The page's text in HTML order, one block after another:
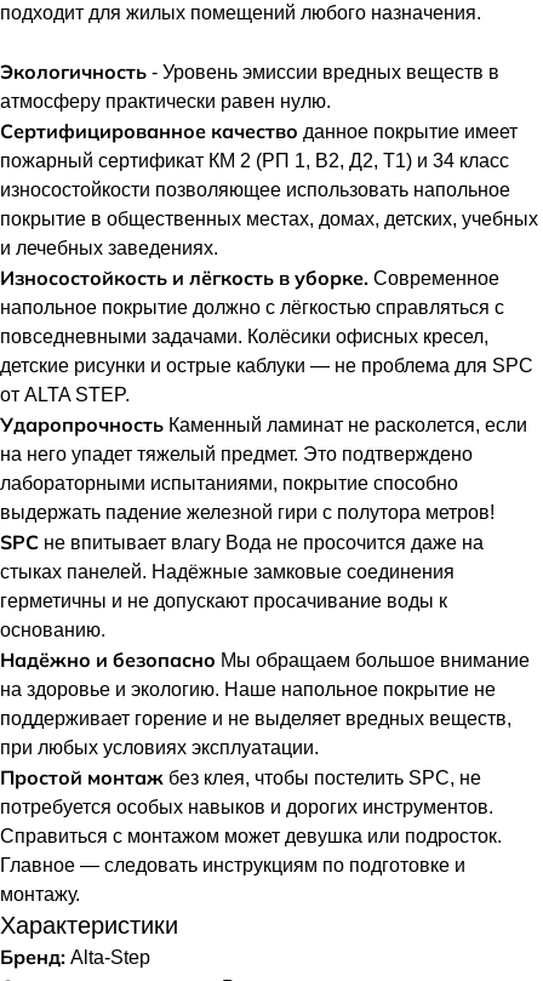
подходит для жилых помещений любого назначения.
Экологичность - Уровень эмиссии вредных веществ в
атмосферу практически равен нулю.
Сертифицированное качество данное покрытие имеет
пожарный сертификат КМ 2 (РП 1, В2, Д2, Т1) и 34 класс
износостойкости позволяющее использовать напольное
покрытие в общественных местах, домах, детских, учебных
и лечебных заведениях.
Износостойкость и лёгкость в уборке. Современное
напольное покрытие должно с лёгкостью справляться с
повседневными задачами. Колёсики офисных кресел,
детские рисунки и острые каблуки — не проблема для SPC
от ALTA STEP.
Ударопрочность Каменный ламинат не расколется, если
на него упадет тяжелый предмет. Это подтверждено
лабораторными испытаниями, покрытие способно
выдержать падение железной гири с полутора метров!
SPC не впитывает влагу Вода не просочится даже на
стыках панелей. Надёжные замковые соединения
герметичны и не допускают просачивание воды к
основанию.
Надёжно и безопасно Мы обращаем большое внимание
на здоровье и экологию. Наше напольное покрытие не
поддерживает горение и не выделяет вредных веществ,
при любых условиях эксплуатации.
Простой монтаж без клея, чтобы постелить SPC, не
потребуется особых навыков и дорогих инструментов.
Справиться с монтажом может девушка или подросток.
Главное — следовать инструкциям по подготовке и
монтажу.
Характеристики
Бренд: Alta-Step